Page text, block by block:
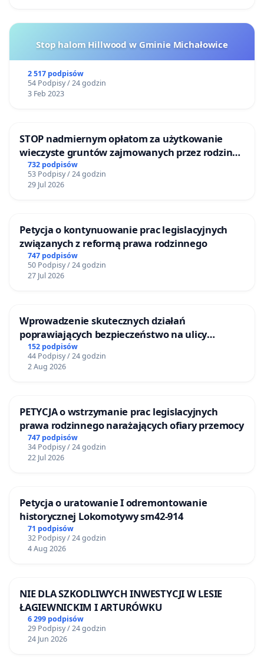
Stop halom Hillwood w Gminie Michałowice
2 517 podpisów
54 Podpisy / 24 godzin
3 Feb 2023
STOP nadmiernym opłatom za użytkowanie
wieczyste gruntów zajmowanych przez rodzinne
ogrody działkowe.
732 podpisów
53 Podpisy / 24 godzin
29 Jul 2026
Petycja o kontynuowanie prac legislacyjnych
związanych z reformą prawa rodzinnego
747 podpisów
50 Podpisy / 24 godzin
27 Jul 2026
Wprowadzenie skutecznych działań
poprawiających bezpieczeństwo na ulicy
Żeromskiego w Otwocku
152 podpisów
44 Podpisy / 24 godzin
2 Aug 2026
PETYCJA o wstrzymanie prac legislacyjnych
prawa rodzinnego narażających ofiary przemocy
747 podpisów
34 Podpisy / 24 godzin
22 Jul 2026
Petycja o uratowanie I odremontowanie
historycznej Lokomotywy sm42-914
71 podpisów
32 Podpisy / 24 godzin
4 Aug 2026
NIE DLA SZKODLIWYCH INWESTYCJI W LESIE
ŁAGIEWNICKIM I ARTURÓWKU
6 299 podpisów
29 Podpisy / 24 godzin
24 Jun 2026